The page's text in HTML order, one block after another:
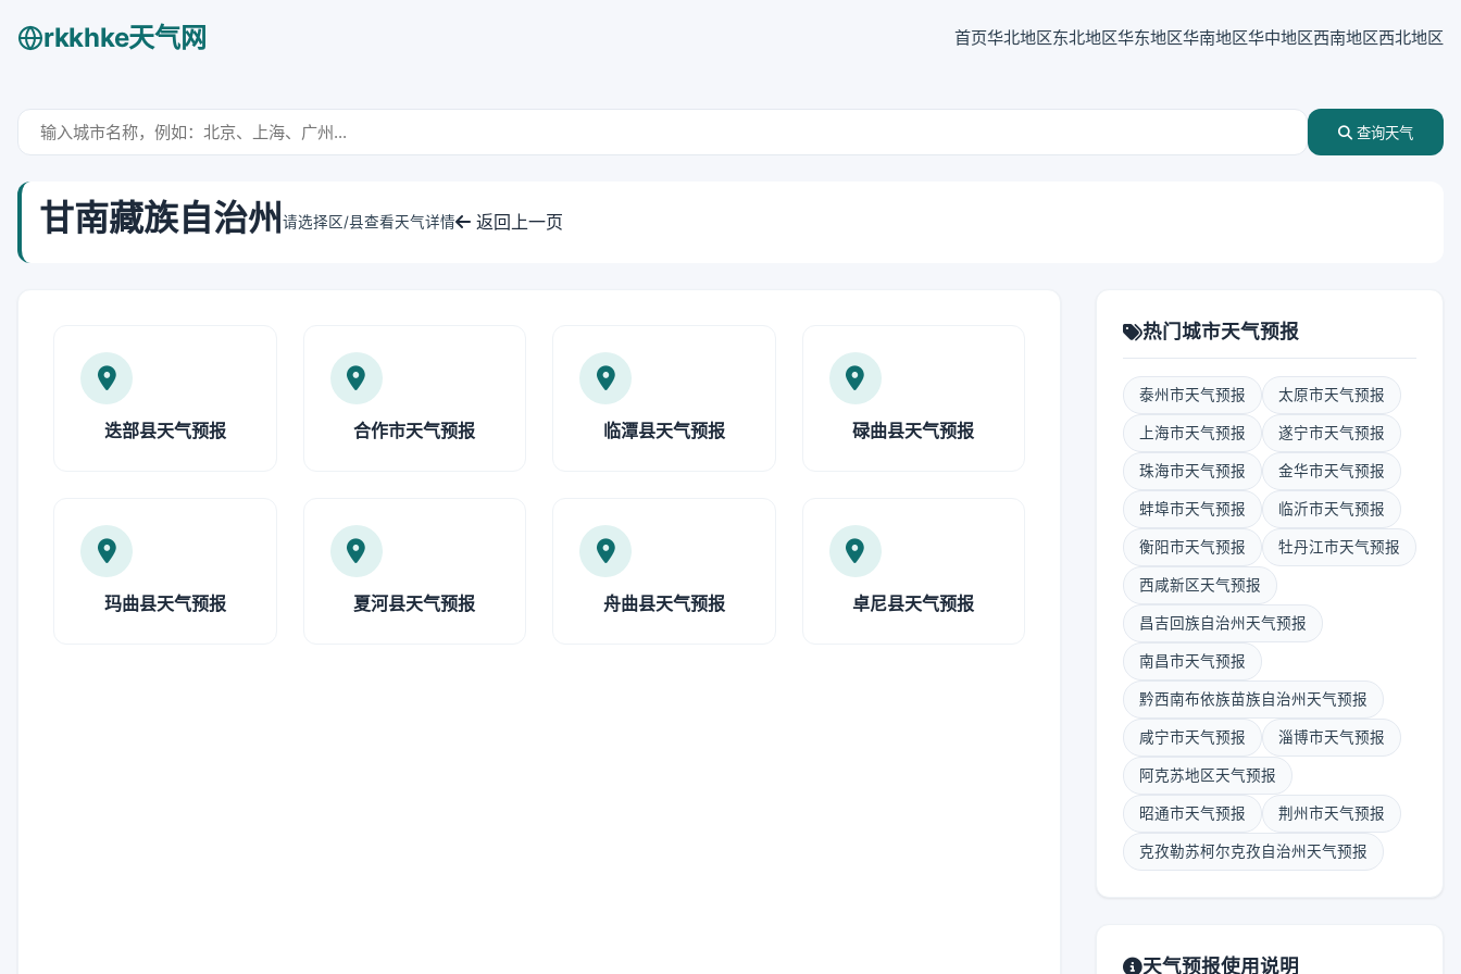
rkkhke天气网 首页华北地区东北地区华东地区华南地区华中地区西南地区西北地区
查询天气
甘南藏族自治州 请选择区/县查看天气详情 返回上一页
迭部县天气预报 合作市天气预报 临潭县天气预报 碌曲县天气预报
玛曲县天气预报 夏河县天气预报 舟曲县天气预报 卓尼县天气预报
热门城市天气预报
泰州市天气预报 太原市天气预报
上海市天气预报 遂宁市天气预报
珠海市天气预报 金华市天气预报
蚌埠市天气预报 临沂市天气预报
衡阳市天气预报 牡丹江市天气预报
西咸新区天气预报
昌吉回族自治州天气预报
南昌市天气预报
黔西南布依族苗族自治州天气预报
咸宁市天气预报 淄博市天气预报
阿克苏地区天气预报
昭通市天气预报 荆州市天气预报
克孜勒苏柯尔克孜自治州天气预报
天气预报使用说明